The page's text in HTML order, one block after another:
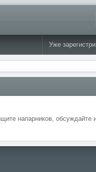
Уже
напарников, обсуждайте